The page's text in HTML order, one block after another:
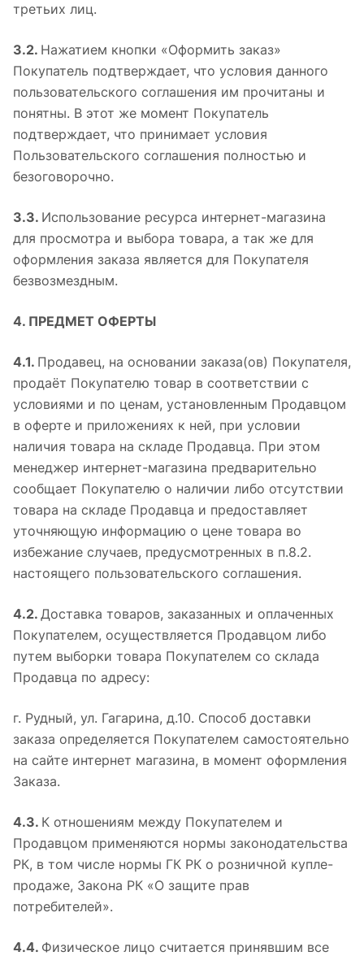
третьих лиц.
3.2. Нажатием кнопки «Оформить заказ»
Покупатель подтверждает, что условия данного
пользовательского соглашения им прочитаны и
понятны. В этот же момент Покупатель
подтверждает, что принимает условия
Пользовательского соглашения полностью и
безоговорочно.
3.3. Использование ресурса интернет-магазина
для просмотра и выбора товара, а так же для
оформления заказа является для Покупателя
безвозмездным.
4. ПРЕДМЕТ ОФЕРТЫ
4.1. Продавец, на основании заказа(ов) Покупателя,
продаёт Покупателю товар в соответствии с
условиями и по ценам, установленным Продавцом
в оферте и приложениях к ней, при условии
наличия товара на складе Продавца. При этом
менеджер интернет-магазина предварительно
сообщает Покупателю о наличии либо отсутствии
товара на складе Продавца и предоставляет
уточняющую информацию о цене товара во
избежание случаев, предусмотренных в п.8.2.
настоящего пользовательского соглашения.
4.2. Доставка товаров, заказанных и оплаченных
Покупателем, осуществляется Продавцом либо
путем выборки товара Покупателем со склада
Продавца по адресу:
г. Рудный, ул. Гагарина, д.10. Способ доставки
заказа определяется Покупателем самостоятельно
на сайте интернет магазина, в момент оформления
Заказа.
4.3. К отношениям между Покупателем и
Продавцом применяются нормы законодательства
РК, в том числе нормы ГК РК о розничной купле-
продаже, Закона РК «О защите прав
потребителей».
4.4. Физическое лицо считается принявшим все